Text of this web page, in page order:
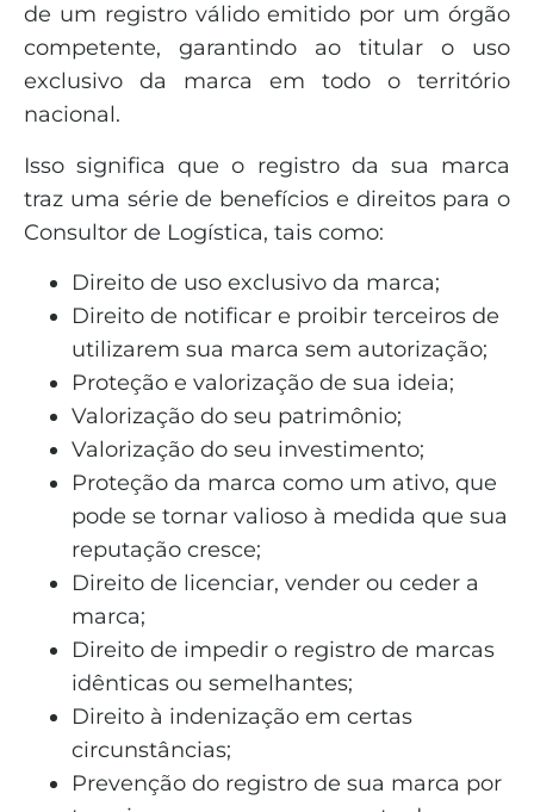
de um registro válido emitido por um órgão
competente, garantindo ao titular o uso
exclusivo da marca em todo o território
nacional.
Isso significa que o registro da sua marca
traz uma série de benefícios e direitos para o
Consultor de Logística, tais como:
Direito de uso exclusivo da marca;
Direito de notificar e proibir terceiros de
utilizarem sua marca sem autorização;
Proteção e valorização de sua ideia;
Valorização do seu patrimônio;
Valorização do seu investimento;
Proteção da marca como um ativo, que
pode se tornar valioso à medida que sua
reputação cresce;
Direito de licenciar, vender ou ceder a
marca;
Direito de impedir o registro de marcas
idênticas ou semelhantes;
Direito à indenização em certas
circunstâncias;
Prevenção do registro de sua marca por